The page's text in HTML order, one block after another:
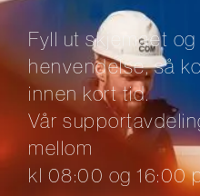
Fyll ut skjemaet
henvendelse, så
innen kort tid.
Vår
mellom
kl 08:00 og 16:00